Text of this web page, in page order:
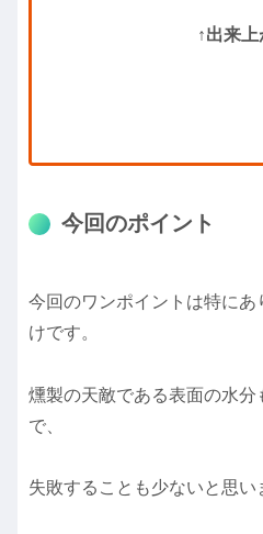
↑出来上
今回のポイント
今回のワンポイントは特に
けです。
燻製の天敵である表面の水
で、
失敗することも少ないと思い